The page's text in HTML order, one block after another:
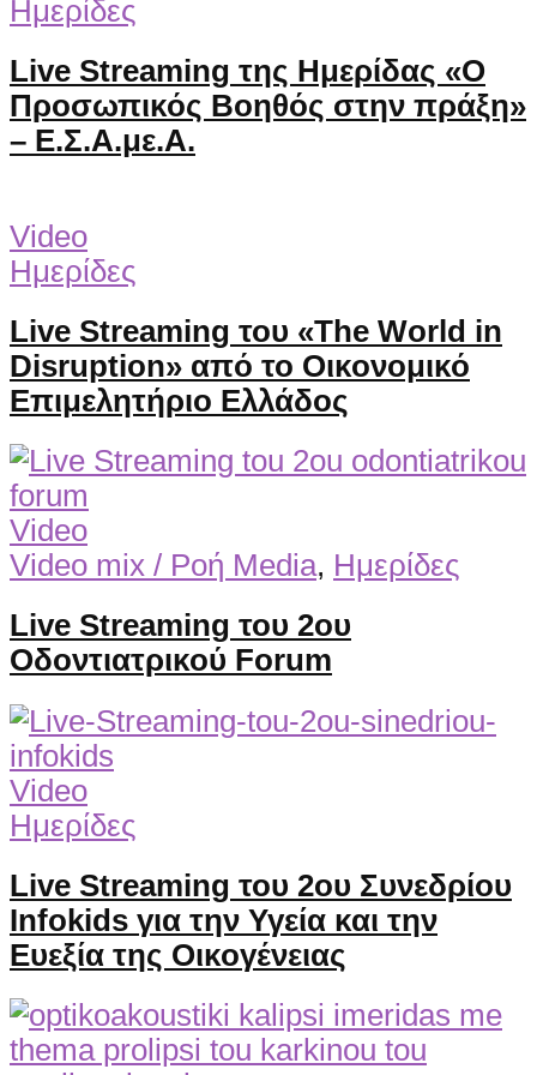
Ημερίδες
Live Streaming της Ημερίδας «Ο
Προσωπικός Βοηθός στην πράξη»
– Ε.Σ.Α.με.Α.
Video
Ημερίδες
Live Streaming του «The World in
Disruption» από το Οικονομικό
Επιμελητήριο Ελλάδος
Video
Video mix / Ροή Media, Ημερίδες
Live Streaming του 2ου
Οδοντιατρικού Forum
Video
Ημερίδες
Live Streaming του 2ου Συνεδρίου
Infokids για την Υγεία και την
Ευεξία της Οικογένειας